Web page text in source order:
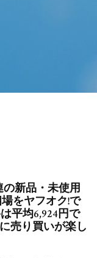
の新品・未使用
をヤフオク!で
平均6,924円で
売り買いが楽し